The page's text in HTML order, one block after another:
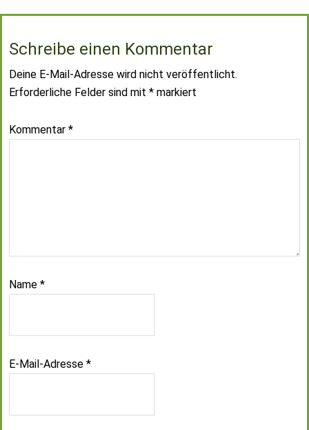
Schreibe einen Kommentar
Deine E-Mail-Adresse wird nicht veröffentlicht.
Erforderliche Felder sind mit * markiert
Kommentar *
Name *
E-Mail-Adresse *